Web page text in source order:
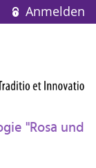
Anmelden
"Rosa und